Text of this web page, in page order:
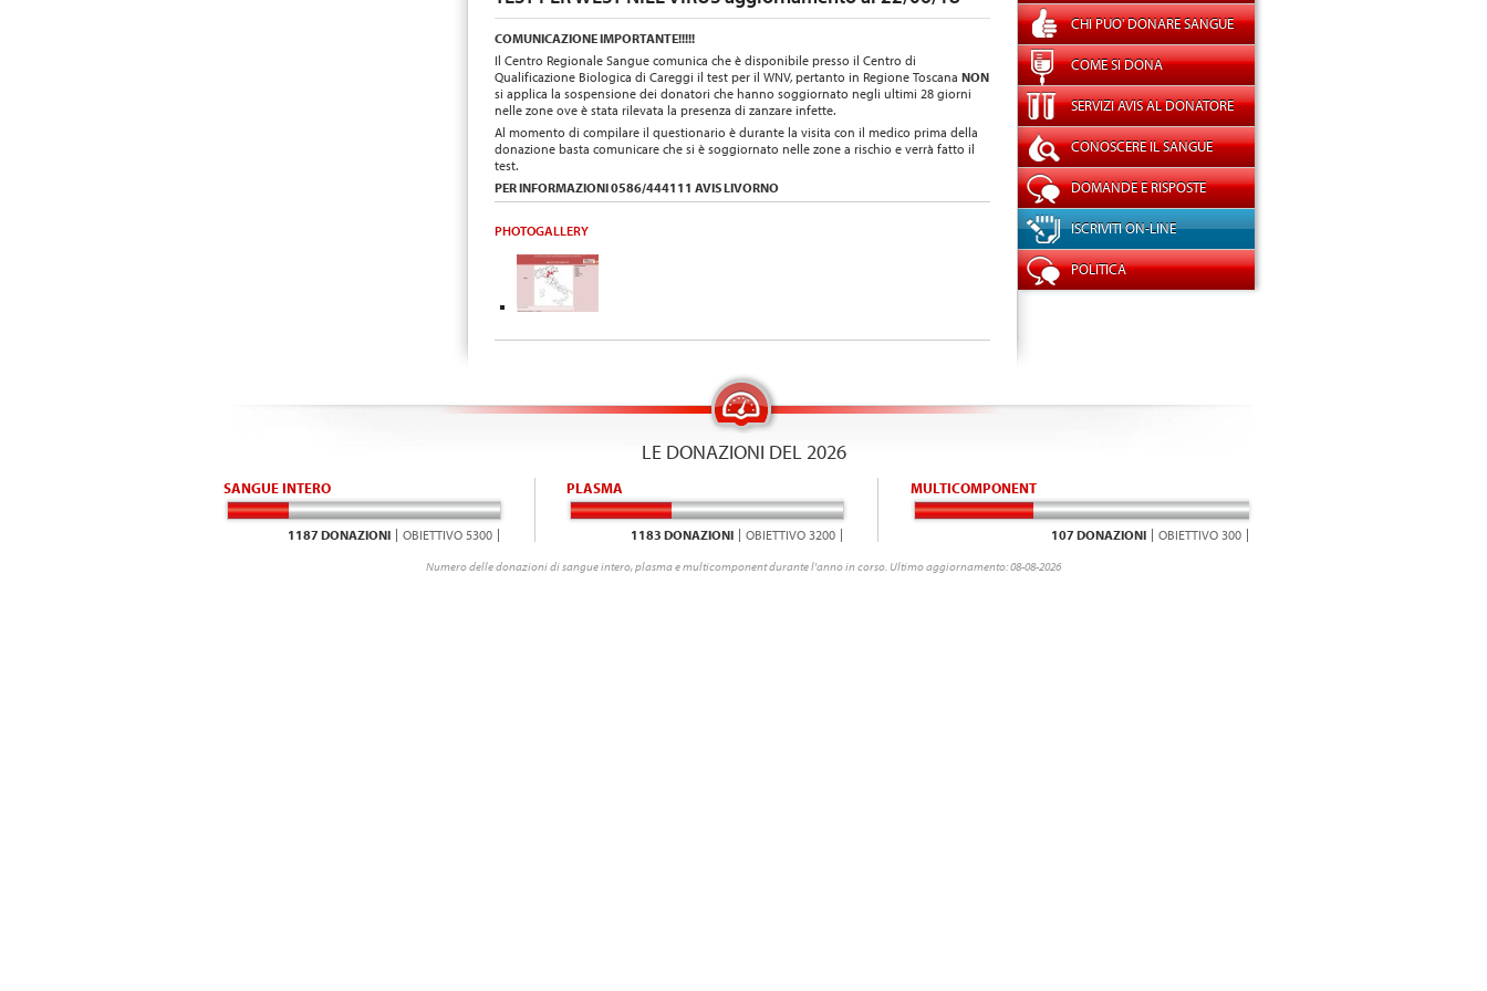
COMUNICAZIONE IMPORTANTE!!!!!
Il Centro Regionale Sangue comunica che è disponibile presso il Centro di
Qualificazione Biologica di Careggi il test per il WNV, pertanto in Regione Toscana NON
si applica la sospensione dei donatori che hanno soggiornato negli ultimi 28 giorni
nelle zone ove è stata rilevata la presenza di zanzare infette.
Al momento di compilare il questionario è durante la visita con il medico prima della
donazione basta comunicare che si è soggiornato nelle zone a rischio e verrà fatto il
test.
PER INFORMAZIONI 0586/444111 AVIS LIVORNO
PHOTOGALLERY
CHI PUO' DONARE SANGUE
COME SI DONA
SERVIZI AVIS AL DONATORE
CONOSCERE IL SANGUE
DOMANDE E RISPOSTE
ISCRIVITI ON-LINE
POLITICA
LE DONAZIONI DEL 2026
SANGUE INTERO
1187 DONAZIONI OBIETTIVO 5300
PLASMA
1183 DONAZIONI OBIETTIVO 3200
MULTICOMPONENT
107 DONAZIONI OBIETTIVO 300
Numero delle donazioni di sangue intero, plasma e multicomponent durante l'anno in corso. Ultimo aggiornamento: 08-08-2026